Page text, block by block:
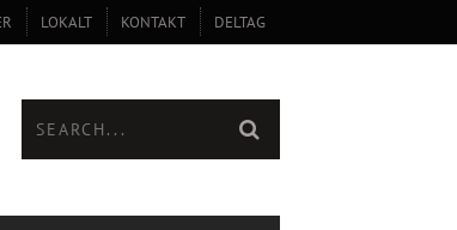
LOKALT KONTAKT DELTAG